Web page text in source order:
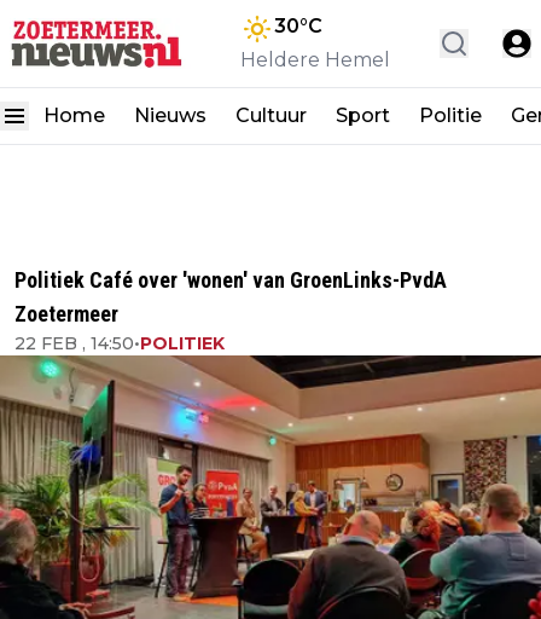
30°C
Heldere Hemel
Home Nieuws Cultuur Sport Politie
Politiek Café over 'wonen' van GroenLinks-PvdA
Zoetermeer
22 FEB , 14:50•POLITIEK